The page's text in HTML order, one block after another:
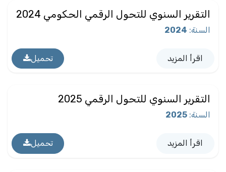
التقرير السنوي للتحول الرقمي الحكومي 2024
السنة:
2024
اقرأ المزيد تحميل
التقرير السنوي للتحول الرقمي 2025
السنة:
2025
اقرأ المزيد تحميل